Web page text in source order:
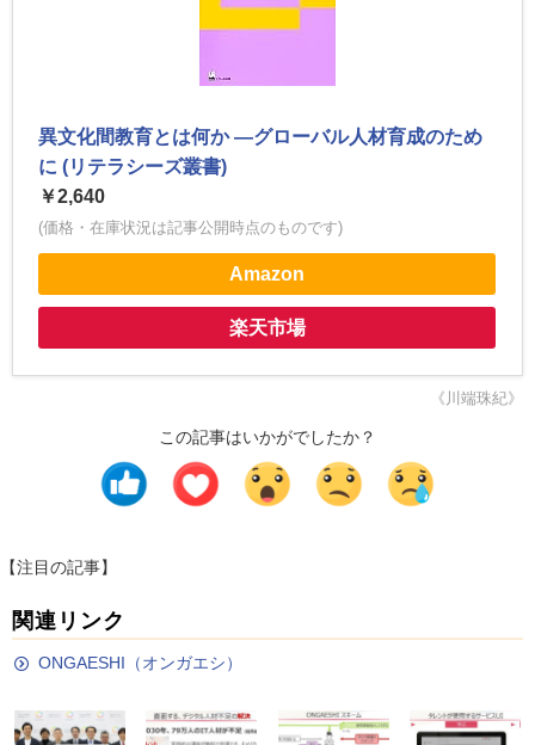
異文化間教育とは何か ―グローバル人材育成のため
に (リテラシーズ叢書)
￥2,640
(価格・在庫状況は記事公開時点のものです)
Amazon
楽天市場
《川端珠紀》
この記事はいかがでしたか？
【注目の記事】
関連リンク
ONGAESHI（オンガエシ）